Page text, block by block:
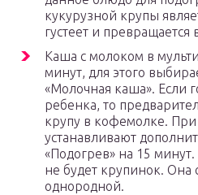
кукурузной крупы
густеет и превращается
Каша с молоком в
минут, для этого
«Молочная каша». Если
ребенка, то
крупу в кофемолке.
устанавливают
«Подогрев» на 15
не будет крупинок. Она
однородной.